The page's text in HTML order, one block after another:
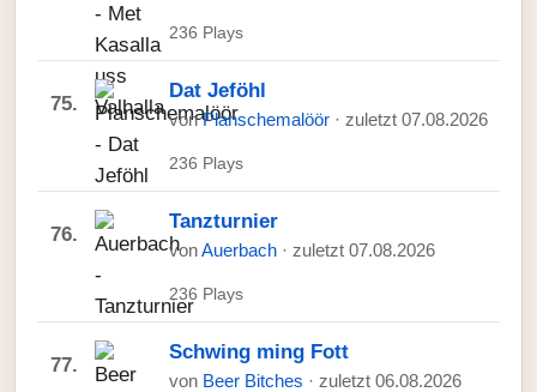
236 Plays
75.
Dat Jeföhl
vonPlanschemalöör · zuletzt 07.08.2026
236 Plays
76.
Tanzturnier
vonAuerbach · zuletzt 07.08.2026
236 Plays
77.
Schwing ming Fott
von Beer Bitches · zuletzt 06.08.2026